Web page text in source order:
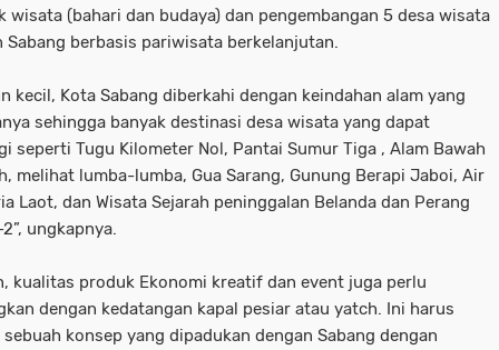
wisata (bahari dan budaya) dan pengembangan 5 desa wisata
Sabang berbasis pariwisata berkelanjutan.
kecil, Kota Sabang diberkahi dengan keindahan alam yang
sehingga banyak destinasi desa wisata yang dapat
seperti Tugu Kilometer Nol, Pantai Sumur Tiga , Alam Bawah
melihat lumba-lumba, Gua Sarang, Gunung Berapi Jaboi, Air
Laot, dan Wisata Sejarah peninggalan Belanda dan Perang
ungkapnya.
kualitas produk Ekonomi kreatif dan event juga perlu
dengan kedatangan kapal pesiar atau yatch. Ini harus
konsep yang dipadukan dengan Sabang dengan